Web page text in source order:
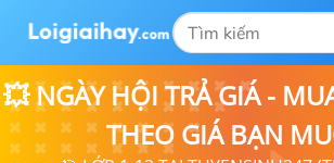
💥 NGÀY HỘI TRẢ GIÁ -
THEO GIÁ BẠN